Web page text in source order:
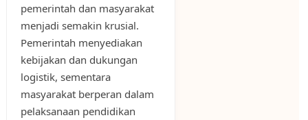
pemerintah dan masyarakat
menjadi semakin krusial.
Pemerintah menyediakan
kebijakan dan dukungan
logistik, sementara
masyarakat berperan dalam
pelaksanaan pendidikan